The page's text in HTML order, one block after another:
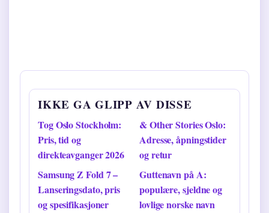
IKKE GA GLIPP AV DISSE
Tog Oslo Stockholm:
Pris, tid og
direkteavganger 2026
& Other Stories Oslo:
Adresse, åpningstider
og retur
Samsung Z Fold 7 –
Lanseringsdato, pris
og spesifikasjoner
Guttenavn på A:
populære, sjeldne og
lovlige norske navn